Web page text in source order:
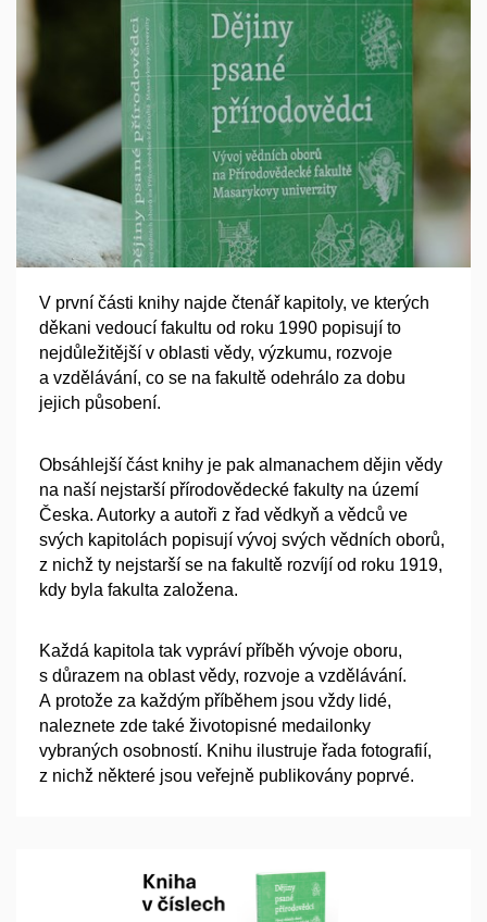
V první části knihy najde čtenář kapitoly, ve kterých
děkani vedoucí fakultu od roku 1990 popisují to
nejdůležitější v oblasti vědy, výzkumu, rozvoje
a vzdělávání, co se na fakultě odehrálo za dobu
jejich působení.
Obsáhlejší část knihy je pak almanachem dějin vědy
na naší nejstarší přírodovědecké fakulty na území
Česka. Autorky a autoři z řad vědkyň a vědců ve
svých kapitolách popisují vývoj svých vědních oborů,
z nichž ty nejstarší se na fakultě rozvíjí od roku 1919,
kdy byla fakulta založena.
Každá kapitola tak vypráví příběh vývoje oboru,
s důrazem na oblast vědy, rozvoje a vzdělávání.
A protože za každým příběhem jsou vždy lidé,
naleznete zde také životopisné medailonky
vybraných osobností. Knihu ilustruje řada fotografií,
z nichž některé jsou veřejně publikovány poprvé.